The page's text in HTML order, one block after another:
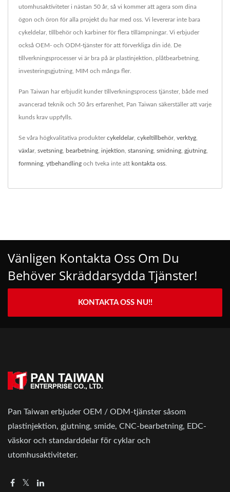
utomhusaktiviteter i nästan 50 år, så vi kommer att agera som dina
ögon och öron för alla projekt du har med oss. Vi levererar inte bara
cykeldelar, tillbehör och karbiner för flera tillämpningar. Vi erbjuder
också OEM- och ODM-tjänster för att förverkliga din idé. De
tillverkningsprocesser vi är bra på är plastinjektion, plåtbearbetning,
investeringsgjutning, MIM och många fler.
Pan Taiwan har erbjudit kunder tillverkningsprocess tjänster, både med
avancerad teknik och 50 års erfarenhet, Pan Taiwan säkerställer att varje
kunds krav uppfylls.
Se våra högkvalitativa produktercykeldelar, cykeltillbehör, verktyg
växlar, svetsning bearbetning injektion stansning smidning gjutning
formning ytbehandling och tveka inte att kontakta oss
Vänligen Kontakta Oss Om Du
Behöver Skräddarsydda Tjänster!
KONTAKTA OSS NU!!
Pan Taiwan erbjuder OEM / ODM-tjänster såsom
plastinjektion, gjutning, smide, CNC-bearbetning, EDC-
väskor och standarddelar för cyklar och
utomhusaktiviteter.